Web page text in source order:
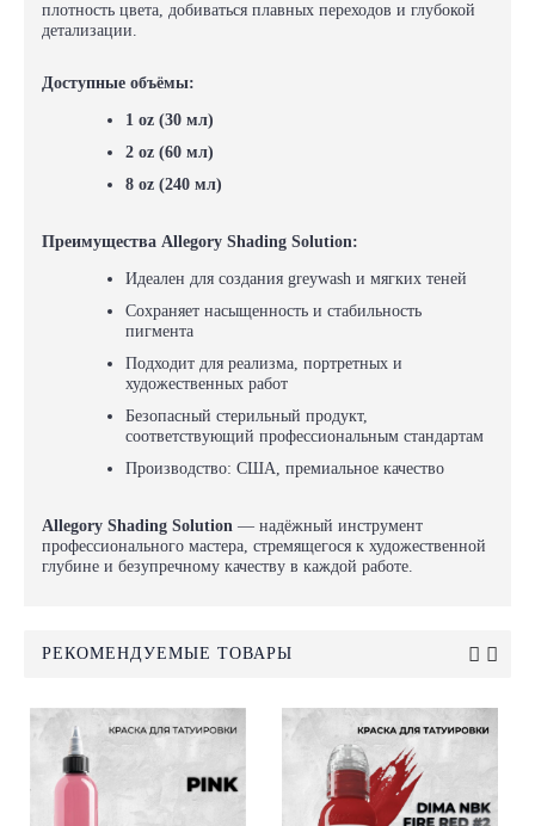
плотность цвета, добиваться плавных переходов и глубокой
детализации.
Доступные объёмы:
1 oz (30 мл)
2 oz (60 мл)
8 oz (240 мл)
Преимущества Allegory Shading Solution:
Идеален для создания greywash и мягких теней
Сохраняет насыщенность и стабильность
пигмента
Подходит для реализма, портретных и
художественных работ
Безопасный стерильный продукт,
соответствующий профессиональным стандартам
Производство: США, премиальное качество
Allegory Shading Solution — надёжный инструмент
профессионального мастера, стремящегося к художественной
глубине и безупречному качеству в каждой работе.
РЕКОМЕНДУЕМЫЕ ТОВАРЫ